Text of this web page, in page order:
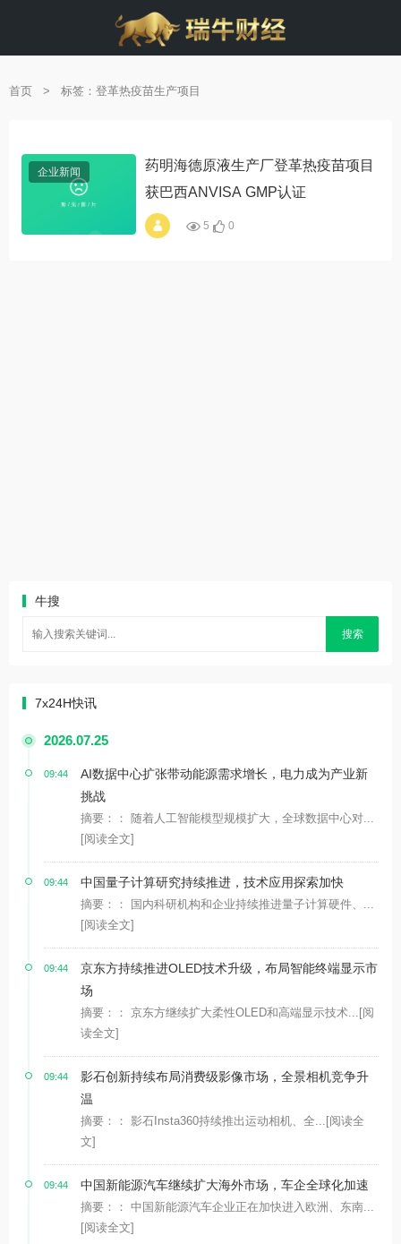
首页 > 标签：登革热疫苗生产项目
企业新闻
药明海德原液生产厂登革热疫苗项目
获巴西ANVISA GMP认证
5 0
牛搜
搜索
7x24H快讯
2026.07.25
09:44
AI数据中心扩张带动能源需求增长，电力成为产业新
挑战
摘要：： 随着人工智能模型规模扩大，全球数据中心对...
[阅读全文]
09:44 中国量子计算研究持续推进，技术应用探索加快
摘要：： 国内科研机构和企业持续推进量子计算硬件、...
[阅读全文]
09:44
京东方持续推进OLED技术升级，布局智能终端显示市
场
摘要：： 京东方继续扩大柔性OLED和高端显示技术... [阅
读全文]
09:44
影石创新持续布局消费级影像市场，全景相机竞争升
温
摘要：： 影石Insta360持续推出运动相机、全... [阅读全
文]
09:44 中国新能源汽车继续扩大海外市场，车企全球化加速
摘要：： 中国新能源汽车企业正在加快进入欧洲、东南...
[阅读全文]